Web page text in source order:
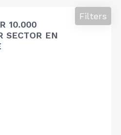
10.000
SECTOR EN
Filters